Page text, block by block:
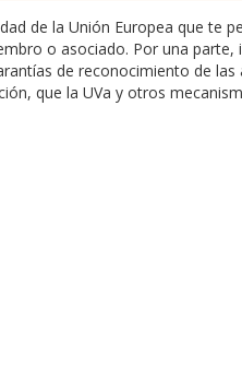
de la Unión Europea que te
o asociado. Por una parte,
de reconocimiento de
que la UVa y otros